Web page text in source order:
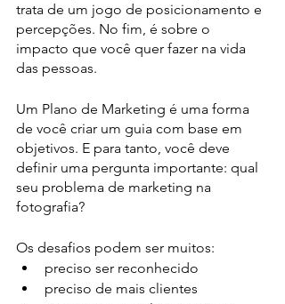
trata de um jogo de posicionamento e
percepções. No fim, é sobre o
impacto que você quer fazer na vida
das pessoas.
Um Plano de Marketing é uma forma
de você criar um guia com base em
objetivos. E para tanto, você deve
definir uma pergunta importante: qual
seu problema de marketing na
fotografia?
Os desafios podem ser muitos:
preciso ser reconhecido
preciso de mais clientes